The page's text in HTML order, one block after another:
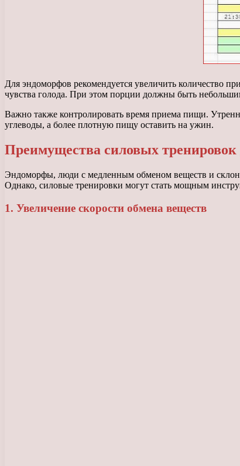
Для эндоморфов рекомендуется увеличить количество
чувства голода. При этом порции должны быть
Важно также контролировать время приема пищи.
углеводы, а более плотную пищу оставить на ужин.
Преимущества силовых тренировок
Эндоморфы, люди с медленным обменом веществ и
Однако, силовые тренировки могут стать мощным
1. Увеличение скорости обмена веществ